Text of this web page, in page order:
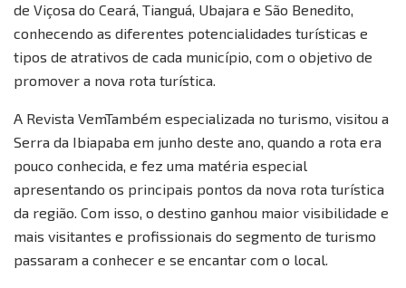
de Viçosa do Ceará, Tianguá, Ubajara e São Benedito,
conhecendo as diferentes potencialidades turísticas e
tipos de atrativos de cada município, com o objetivo de
promover a nova rota turística.
A Revista VemTambém especializada no turismo, visitou a
Serra da Ibiapaba em junho deste ano, quando a rota era
pouco conhecida, e fez uma matéria especial
apresentando os principais pontos da nova rota turística
da região. Com isso, o destino ganhou maior visibilidade e
mais visitantes e profissionais do segmento de turismo
passaram a conhecer e se encantar com o local.